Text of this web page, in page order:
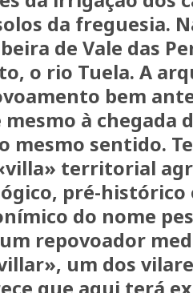
da freguesia.
de Vale das
o rio Tuela. A
bem
à chegada
mesmo sentido.
territorial
pré-histórico
do nome
repovoador
um dos
que aqui terá